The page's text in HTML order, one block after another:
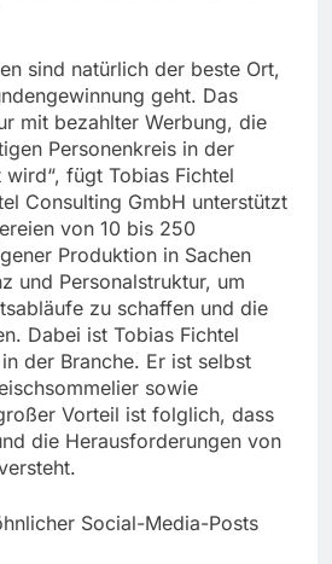
sind natürlich der beste Ort,
geht. Das
mit bezahlter Werbung, die
Personenkreis in der
wird“, fügt Tobias Fichtel
Consulting GmbH unterstützt
von 10 bis 250
Produktion in Sachen
und Personalstruktur, um
zu schaffen und die
Dabei ist Tobias Fichtel
der Branche. Er ist selbst
sowie
Vorteil ist folglich, dass
die Herausforderungen von
Social-Media-Posts